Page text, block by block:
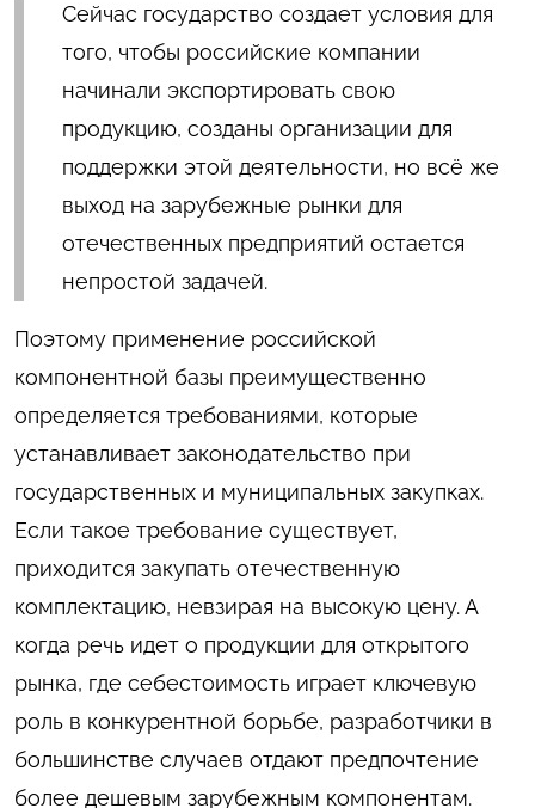
Сейчас государство создает условия для
того, чтобы российские компании
начинали экспортировать свою
продукцию, созданы организации для
поддержки этой деятельности, но всё же
выход на зарубежные рынки для
отечественных предприятий остается
непростой задачей.
Поэтому применение российской
компонентной базы преимущественно
определяется требованиями, которые
устанавливает законодательство при
государственных и муниципальных закупках.
Если такое требование существует,
приходится закупать отечественную
комплектацию, невзирая на высокую цену. А
когда речь идет о продукции для открытого
рынка, где себестоимость играет ключевую
роль в конкурентной борьбе, разработчики в
большинстве случаев отдают предпочтение
более дешевым зарубежным компонентам.